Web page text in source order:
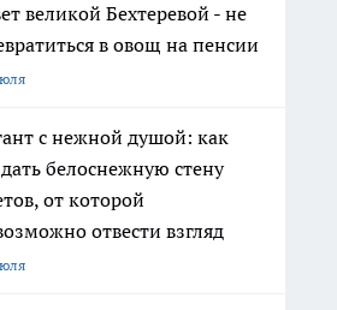
великой Бехтеревой - не
в овощ на пенсии
с нежной душой: как
белоснежную стену
от которой
отвести взгляд